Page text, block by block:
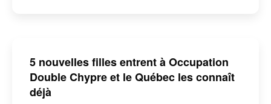
5 nouvelles filles entrent à Occupation
Double Chypre et le Québec les connaît
déjà